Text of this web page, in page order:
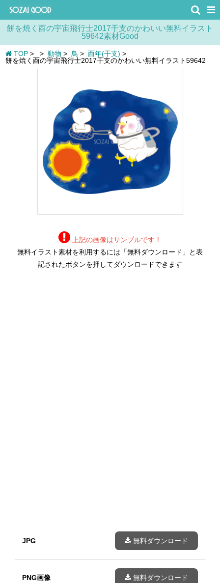
餅を焼く酉の宇宙飛行士2017干支のかわいい無料イラスト
59642素材Good
TOP > > 動物 > 鳥 > 酉年(干支) >
餅を焼く酉の宇宙飛行士2017干支のかわいい無料イラスト59642
上記の画像はサンプルです！
無料イラスト素材を利用するには「無料ダウンロード」と表
記されたボタンを押してダウンロードできます
JPG 無料ダウンロード
PNG画像 無料ダウンロード